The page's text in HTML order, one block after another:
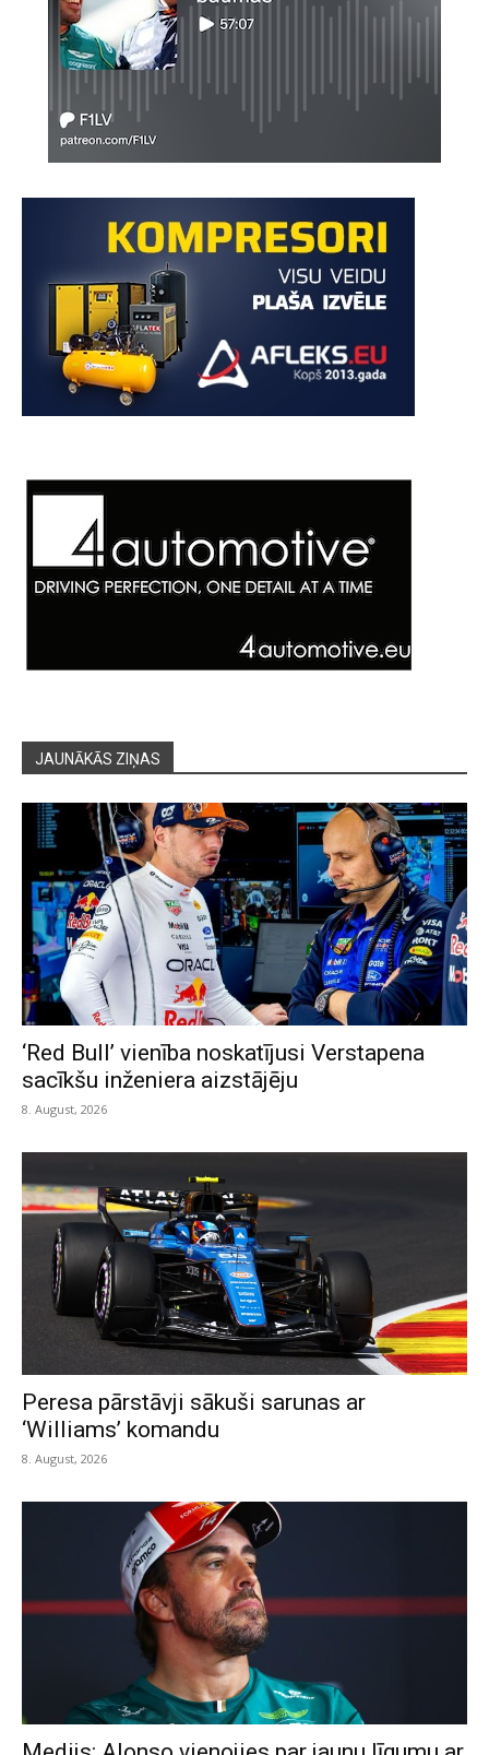
JAUNĀKĀS ZIŅAS
‘Red Bull’ vienība noskatījusi Verstapena
sacīkšu inženiera aizstājēju
8. August, 2026
Peresa pārstāvji sākuši sarunas ar
‘Williams’ komandu
8. August, 2026